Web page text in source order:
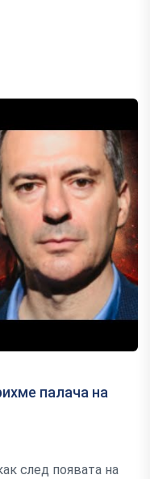
палача на
след появата на